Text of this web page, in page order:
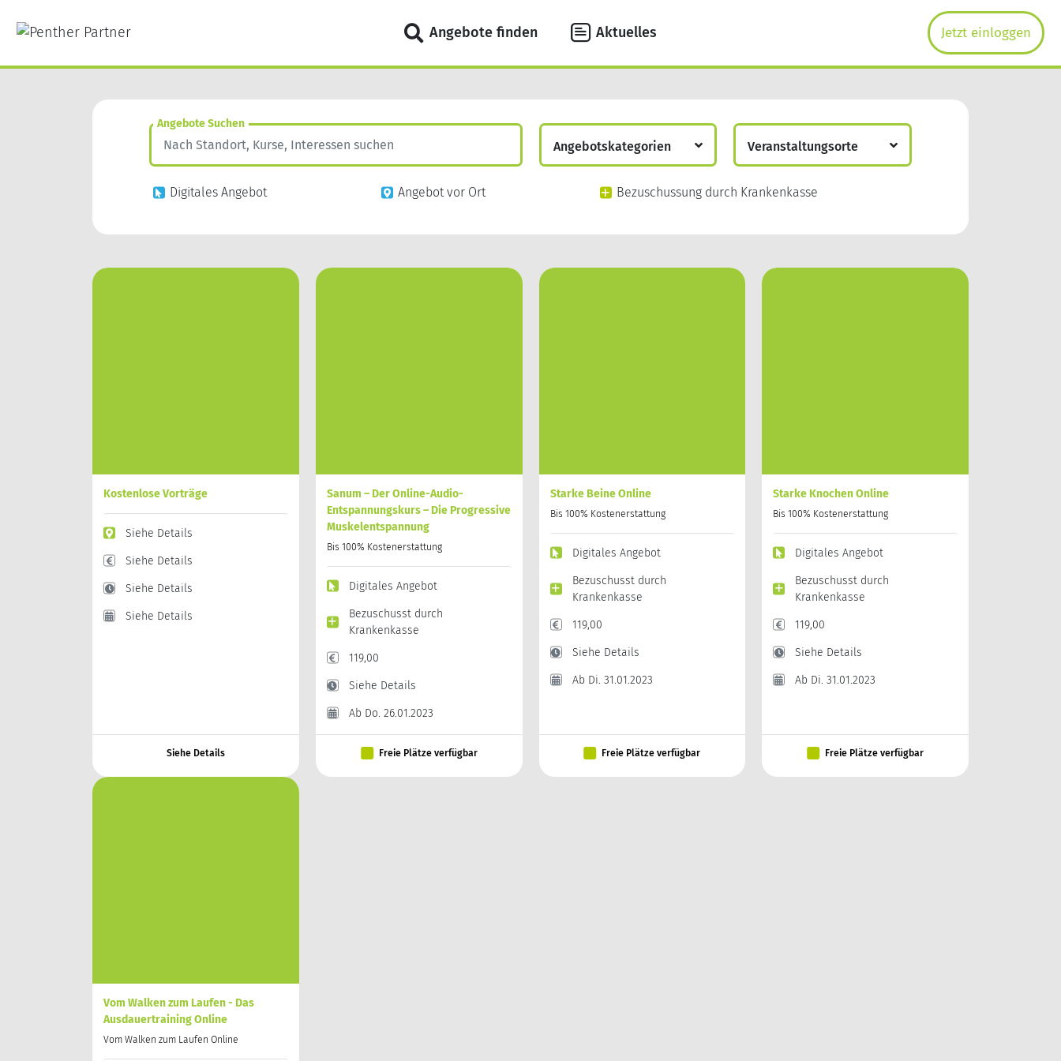
Angebote finden Aktuelles Jetzt einloggen
Angebote Suchen
Angebotskategorien
Digitale Angebote
Veranstaltungsorte
Ingolstadt
Digitales Angebot Angebot vor Ort Bezuschussung durch Krankenkasse
Kostenlose Vorträge
Siehe Details
Siehe Details
Siehe Details
Siehe Details
Siehe Details
Sanum – Der Online-Audio-
Entspannungskurs – Die Progressive
Muskelentspannung
Bis 100% Kostenerstattung
Digitales Angebot
Bezuschusst durch
Krankenkasse
119,00
Siehe Details
Ab Do. 26.01.2023
Freie Plätze verfügbar
Starke Beine Online
Bis 100% Kostenerstattung
Digitales Angebot
Bezuschusst durch
Krankenkasse
119,00
Siehe Details
Ab Di. 31.01.2023
Freie Plätze verfügbar
Starke Knochen Online
Bis 100% Kostenerstattung
Digitales Angebot
Bezuschusst durch
Krankenkasse
119,00
Siehe Details
Ab Di. 31.01.2023
Freie Plätze verfügbar
Vom Walken zum Laufen - Das
Ausdauertraining Online
Vom Walken zum Laufen Online